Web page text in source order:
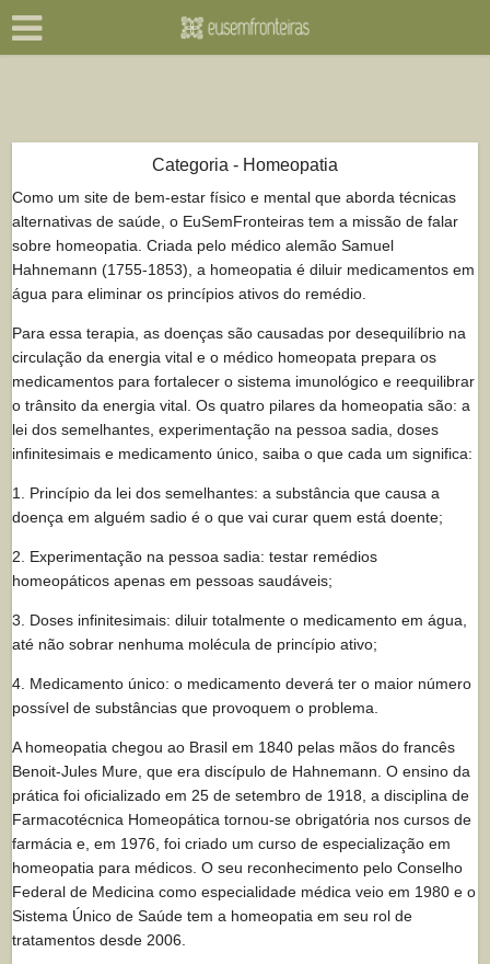
Categoria - Homeopatia
Como um site de bem-estar físico e mental que aborda técnicas
alternativas de saúde, o EuSemFronteiras tem a missão de falar
sobre homeopatia. Criada pelo médico alemão Samuel
Hahnemann (1755-1853), a homeopatia é diluir medicamentos em
água para eliminar os princípios ativos do remédio.
Para essa terapia, as doenças são causadas por desequilíbrio na
circulação da energia vital e o médico homeopata prepara os
medicamentos para fortalecer o sistema imunológico e reequilibrar
o trânsito da energia vital. Os quatro pilares da homeopatia são: a
lei dos semelhantes, experimentação na pessoa sadia, doses
infinitesimais e medicamento único, saiba o que cada um significa:
1. Princípio da lei dos semelhantes: a substância que causa a
doença em alguém sadio é o que vai curar quem está doente;
2. Experimentação na pessoa sadia: testar remédios
homeopáticos apenas em pessoas saudáveis;
3. Doses infinitesimais: diluir totalmente o medicamento em água,
até não sobrar nenhuma molécula de princípio ativo;
4. Medicamento único: o medicamento deverá ter o maior número
possível de substâncias que provoquem o problema.
A homeopatia chegou ao Brasil em 1840 pelas mãos do francês
Benoit-Jules Mure, que era discípulo de Hahnemann. O ensino da
prática foi oficializado em 25 de setembro de 1918, a disciplina de
Farmacotécnica Homeopática tornou-se obrigatória nos cursos de
farmácia e, em 1976, foi criado um curso de especialização em
homeopatia para médicos. O seu reconhecimento pelo Conselho
Federal de Medicina como especialidade médica veio em 1980 e o
Sistema Único de Saúde tem a homeopatia em seu rol de
tratamentos desde 2006.